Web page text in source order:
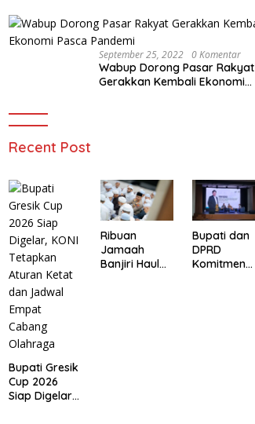
Memanfaatkan Teknologi
September 25, 2022 0 Komentar
Wabup Dorong Pasar Rakyat
Gerakkan Kembali Ekonomi
Recent Post
Bupati Gresik
Cup 2026
Siap Digelar,
Ribuan
Jamaah
Banjiri Haul
Bupati dan
DPRD
Komitmen